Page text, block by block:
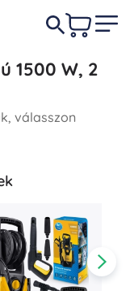
1500 W, 2
válasszon